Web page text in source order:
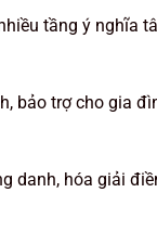
tầng ý nghĩa
bảo trợ cho gia
danh, hóa giải